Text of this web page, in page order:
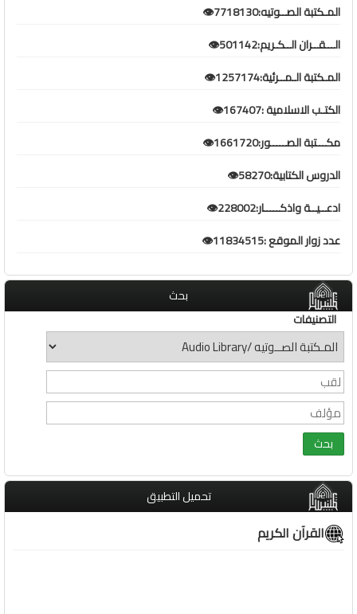
المـكتبة الصــوتيه:7718130👁️
الـــقــران الــكـريم:501142👁️
المـكتبة الـمــرئية:1257174👁️
الكتـب الاسلامية :167407👁️
مكـــتبة الصـــــور:1661720👁️
الدروس الكتابية:58270👁️
ادعــيــة واذكـــــار:228002👁️
عدد زوار الموقع :11834515👁️
بحث
التصنيفات
تحميل التطبيق
القرآن الكريم